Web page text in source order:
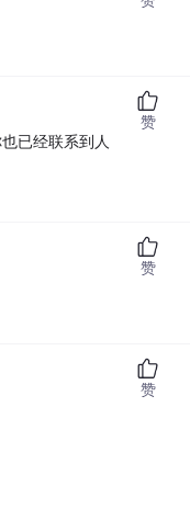
已经联系到人
赞
赞
赞